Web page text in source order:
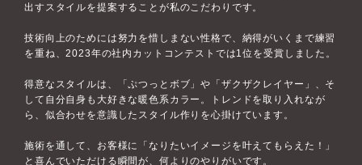
出すスタイルを提案することが私のこだわりです。
技術向上のためには努力を惜しまない性格で、納得がいくまで練習
を重ね、2023年の社内カットコンテストでは1位を受賞しました。
得意なスタイルは、「ぷつっとボブ」や「ザクザクレイヤー」、そ
して自分自身も大好きな暖色系カラー。トレンドを取り入れなが
ら、似合わせを意識したスタイル作りを心掛けています。
施術を通して、お客様に「なりたいイメージを叶えてもらえた！」
と喜んでいただける瞬間が、何よりのやりがいです。